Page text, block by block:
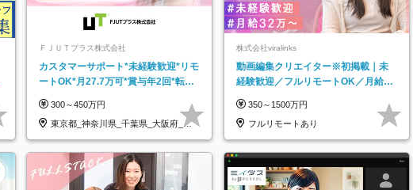
ＦＪＵＴプラス株式会社
カスタマーサポート*未経験歓迎*リモ
ートOK*月27.7万可*賞与年2回*転勤
300～450万円
東京都_神奈川県_千葉県_大阪府_愛
知県…
株式会社viralinks
動画編集クリエイター※初掲載｜未
経験歓迎／フルリモートOK／月給32
350～1500万円
フルリモートあり